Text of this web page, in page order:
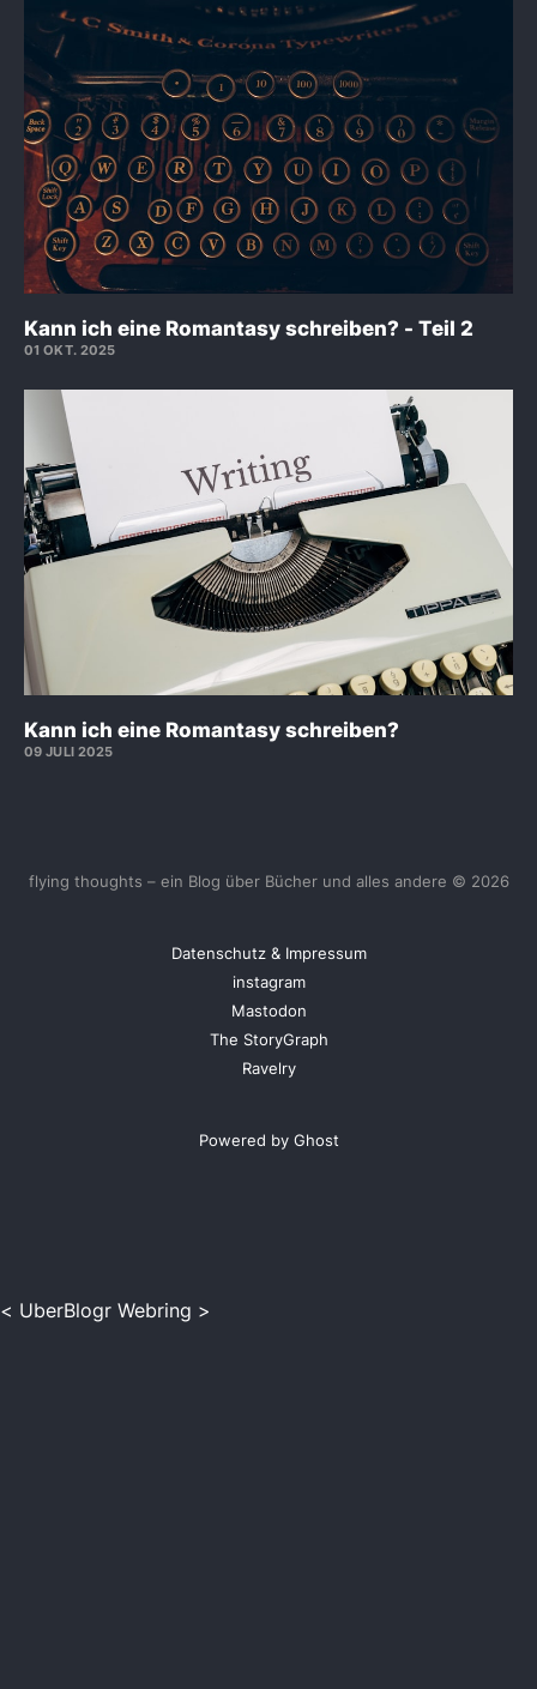
Kann ich eine Romantasy schreiben? - Teil 2
01 OKT. 2025
Kann ich eine Romantasy schreiben?
09 JULI 2025
flying thoughts – ein Blog über Bücher und alles andere © 2026
Datenschutz & Impressum
instagram
Mastodon
The StoryGraph
Ravelry
Powered by Ghost
< UberBlogr Webring >